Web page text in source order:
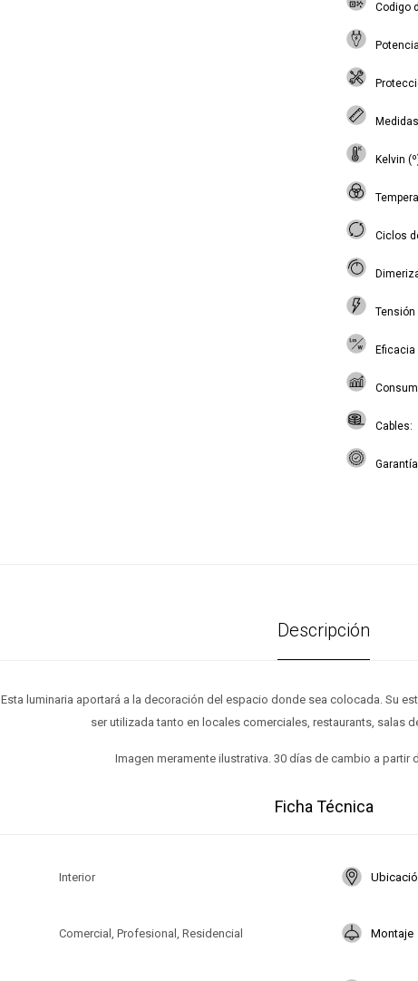
Codigo
Kelvin
Ciclos
Tensión
Cables
Garantía
Descripción
Esta luminaria aportará a la decoración del espacio donde sea colocada. Su
ser utilizada tanto en locales comerciales, restaurants, salas
Imagen meramente ilustrativa. 30 días de cambio a partir
Ficha Técnica
Interior
Comercial, Profesional, Residencial Montaje